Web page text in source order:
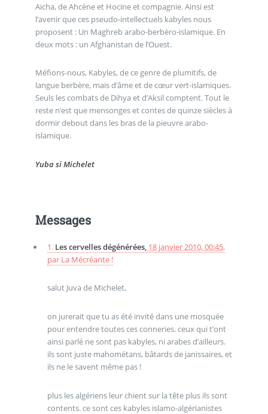
Aïcha, de Ahcène et Hocine et compagnie. Ainsi est
l’avenir que ces pseudo-intellectuels kabyles nous
proposent : Un Maghreb arabo-berbèro-islamique. En
deux mots : un Afghanistan de l’Ouest.
Méfions-nous, Kabyles, de ce genre de plumitifs, de
langue berbère, mais d’âme et de cœur vert-islamiques.
Seuls les combats de Dihya et d’Aksil comptent. Tout le
reste n’est que mensonges et contes de quinze siècles à
dormir debout dans les bras de la pieuvre arabo-
islamique.
Yuba si Michelet
Messages
1. Les cervelles dégénérées, 18 janvier 2010, 00:45,
par La Mécréante !
salut Juva de Michelet,
on jurerait que tu as été invité dans une mosquée
pour entendre toutes ces conneries. ceux qui t’ont
ainsi parlé ne sont pas kabyles, ni arabes d’ailleurs.
ils sont juste mahométans, bâtards de janissaires, et
ils ne le savent même pas !
plus les algériens leur chient sur la tête plus ils sont
contents. ce sont ces kabyles islamo-algérianistes